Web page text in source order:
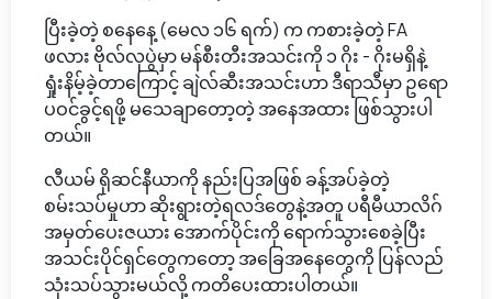
ပြီးခဲ့တဲ့ စနေနေ့ (မေလ ၁၆ ရက်) က ကစားခဲ့တဲ့ FA
ဖလား ဗိုလ်လုပွဲမှာ မန်စီးတီးအသင်းကို ၁ ဂိုး - ဂိုးမရှိနဲ့
ရှုံးနိမ့်ခဲ့တာကြောင့် ချဲလ်ဆီးအသင်းဟာ ဒီရာသီမှာ ဥရော
ပဝင်ခွင့်ရဖို့ မသေချာတော့တဲ့ အနေအထား ဖြစ်သွားပါ
တယ်။
လီယမ် ရိုဆင်နီယာကို နည်းပြအဖြစ် ခန့်အပ်ခဲ့တဲ့
စမ်းသပ်မှုဟာ ဆိုးရွားတဲ့ရလဒ်တွေနဲ့အတူ ပရီမီယာလိဂ်
အမှတ်ပေးဇယား အောက်ပိုင်းကို ရောက်သွားစေခဲ့ပြီး
အသင်းပိုင်ရှင်တွေကတော့ အခြေအနေတွေကို ပြန်လည်
သုံးသပ်သွားမယ်လို့ ကတိပေးထားပါတယ်။